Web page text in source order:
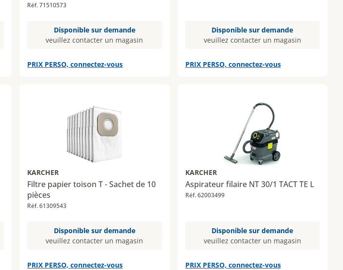
Réf. 71510573
Disponible sur demande
veuillez contacter un magasin
PRIX PERSO, connectez-vous
Disponible sur demande
veuillez contacter un magasin
PRIX PERSO, connectez-vous
KARCHER
Filtre papier toison T - Sachet de 10
pièces
Réf. 61309543
Disponible sur demande
veuillez contacter un magasin
PRIX PERSO, connectez-vous
KARCHER
Aspirateur filaire NT 30/1 TACT TE L
Réf. 62003499
Disponible sur demande
veuillez contacter un magasin
PRIX PERSO, connectez-vous